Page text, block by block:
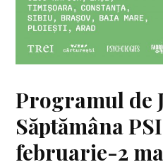
Programul de
Săptămâna
februarie-2